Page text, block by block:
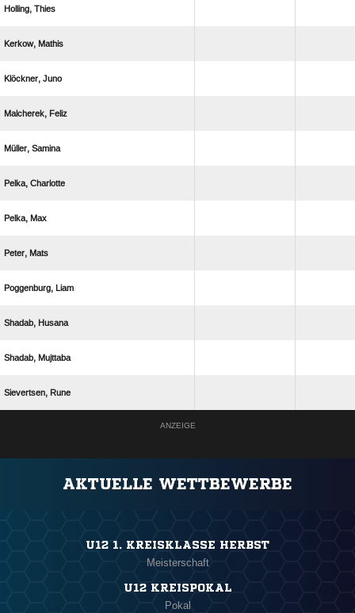
 
 
 
 
 
 
 
 
 
 
 
 
ANZEIGE
AKTUELLE WETTBEWERBE
U12 1. KREISKLASSE HERBST
Meisterschaft
U12 KREISPOKAL
Pokal